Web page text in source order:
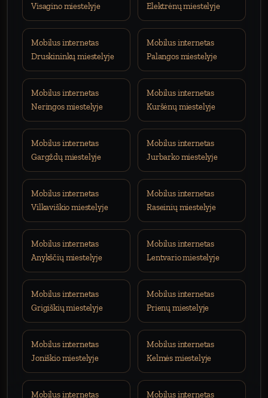
Visagino miestelyje
Elektrėnų miestelyje
Mobilus internetas
Druskininkų miestelyje
Mobilus internetas
Palangos miestelyje
Mobilus internetas
Neringos miestelyje
Mobilus internetas
Kuršėnų miestelyje
Mobilus internetas
Gargždų miestelyje
Mobilus internetas
Jurbarko miestelyje
Mobilus internetas
Vilkaviškio miestelyje
Mobilus internetas
Raseinių miestelyje
Mobilus internetas
Anykščių miestelyje
Mobilus internetas
Lentvario miestelyje
Mobilus internetas
Grigiškių miestelyje
Mobilus internetas
Prienų miestelyje
Mobilus internetas
Joniškio miestelyje
Mobilus internetas
Kelmės miestelyje
Mobilus internetas Mobilus internetas